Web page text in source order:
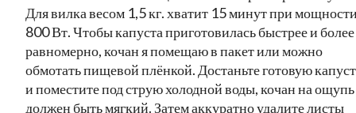
Для вилка весом 1,5 кг. хватит 15 минут при
800 Вт. Чтобы капуста приготовилась быстрее и более
равномерно, кочан я помещаю в пакет или можно
обмотать пищевой плёнкой. Достаньте готовую
и поместите под струю холодной воды, кочан на ощупь
должен быть мягкий. Затем аккуратно удалите листы